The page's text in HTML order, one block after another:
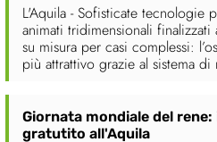
L'Aquila - Sofisticate tecnologie
animati tridimensionali finalizzati
su misura per casi complessi:
più attrattivo grazie al sistema
Giornata mondiale del
gratutito all'Aquila